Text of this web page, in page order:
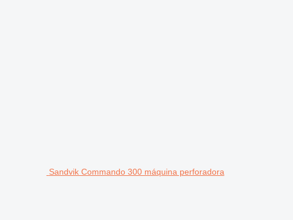
Sandvik Commando 300 máquina perforadora